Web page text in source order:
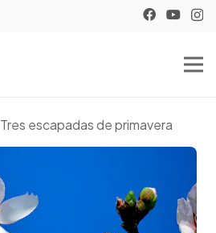
Tres escapadas de primavera